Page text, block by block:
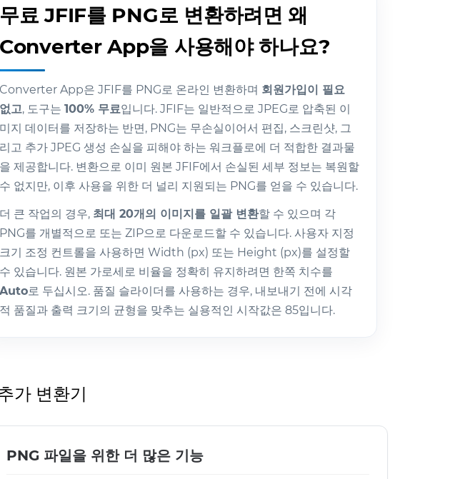
무료 JFIF를 PNG로 변환하려면 왜
Converter App을 사용해야 하나요?
Converter App은 JFIF를 PNG로 온라인 변환하며 회원가입이 필요
없고, 도구는 100% 무료입니다. JFIF는 일반적으로 JPEG로 압축된 이
미지 데이터를 저장하는 반면, PNG는 무손실이어서 편집, 스크린샷, 그
리고 추가 JPEG 생성 손실을 피해야 하는 워크플로에 더 적합한 결과물
을 제공합니다. 변환으로 이미 원본 JFIF에서 손실된 세부 정보는 복원할
수 없지만, 이후 사용을 위한 더 널리 지원되는 PNG를 얻을 수 있습니다.
더 큰 작업의 경우, 최대 20개의 이미지를 일괄 변환할 수 있으며 각
PNG를 개별적으로 또는 ZIP으로 다운로드할 수 있습니다. 사용자 지정
크기 조정 컨트롤을 사용하면 Width (px) 또는 Height (px)를 설정할
수 있습니다. 원본 가로세로 비율을 정확히 유지하려면 한쪽 치수를
Auto로 두십시오. 품질 슬라이더를 사용하는 경우, 내보내기 전에 시각
적 품질과 출력 크기의 균형을 맞추는 실용적인 시작값은 85입니다.
가 변환기
PNG 파일을 위한 더 많은 기능